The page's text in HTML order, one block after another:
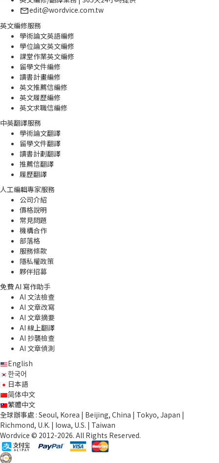
edit@wordvice.com.tw
英文編修服務
學術論文英語編修
學位論文英文編修
課堂作業英文編修
留學文件編修
讀書計畫編修
英文推薦信編修
英文履歷編修
英文求職信編修
中英翻譯服務
學術論文翻譯
留學文件翻譯
讀書計劃翻譯
推薦信翻譯
履歷翻譯
人工編輯專家服務
公司介紹
價格說明
常見問題
機構合作
部落格
服務條款
隱私權政策
夥伴招募
免費 AI 寫作助手
AI 文法檢查
AI 文章改寫
AI 文章摘要
AI 線上翻譯
AI 抄襲檢查
AI 文章偵測
English
한국어
日本語
简体中文
繁體中文
全球辦事處 : Seoul, Korea | Beijing, China | Tokyo, Japan |
Richmond, U.K. | Iowa, U.S. | Taiwan
Wordvice © 2012-2026. All Rights Reserved.